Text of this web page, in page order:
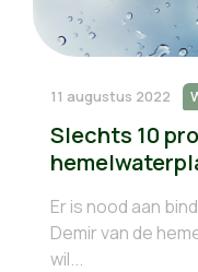
11 augustus 2022
Slechts 10
Er is nood aan
Demir van de
wil...